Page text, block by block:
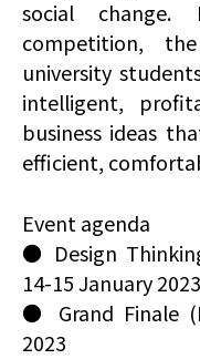
social
competition,
university
intelligent,
business ideas
efficient,
Event agenda
● Design
14-15 January 2023
● Grand Finale
2023